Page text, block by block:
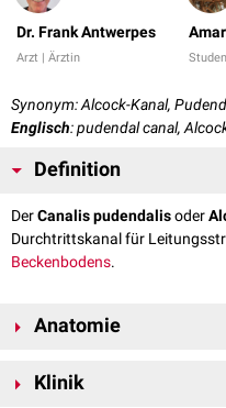
Dr. Frank Antwerpes
Arzt | Ärztin
Synonym: Alcock-Kanal,
Englisch: pudendal canal,
Definition
DerCanalis pudendalisoder
Durchtrittskanal für
Beckenbodens.
Anatomie
Fossa ischiorectalis
Klinik